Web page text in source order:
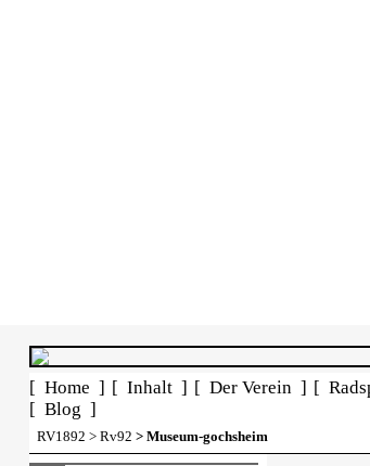
[ Home ] [ Inhalt ] [ Der Verein ] [
[ Blog ]
RV1892 > Rv92 > Museum-gochsheim